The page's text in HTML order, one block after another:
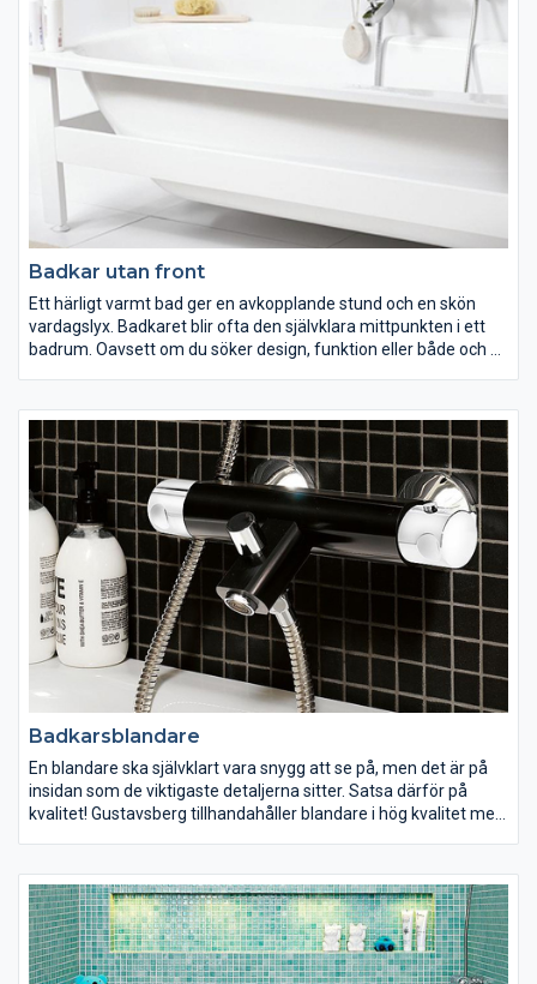
Badkar utan front
Ett härligt varmt bad ger en avkopplande stund och en skön
vardagslyx. Badkaret blir ofta den självklara mittpunkten i ett
badrum. Oavsett om du söker design, funktion eller både och så
speciella ytbehandling blir ditt badkar både mindre halkigt och
mer lättstädat.
Badkarsblandare
En blandare ska självklart vara snygg att se på, men det är på
insidan som de viktigaste detaljerna sitter. Satsa därför på
kvalitet! Gustavsberg tillhandahåller blandare i hög kvalitet med
Gustavsberg med Safe Touch-funktion som reglerar
vattentemperaturen och eliminerar skållningsrisken.
Gustavsberg erbjuder ett noga genomtänkt urval av blandare
som passar dig och dina önskemål oavsett vilken inredning du
har.